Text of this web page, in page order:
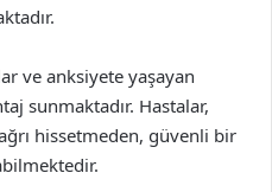
ve anksiyete yaşayan
sunmaktadır. Hastalar,
hissetmeden, güvenli bir